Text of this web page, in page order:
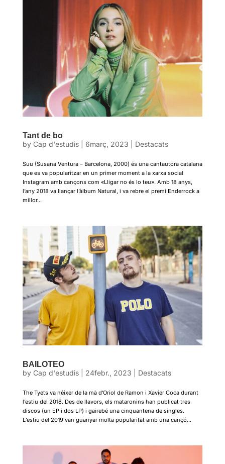
Tant de bo
by Cap d'estudis| 6març, 2023 Destacats
Suu (Susana Ventura – Barcelona, 2000) és una cantautora catalana
que es va popularitzar en un primer moment a la xarxa social
Instagram amb cançons com «Lligar no és lo teu». Amb 18 anys,
l’any 2018 va llançar l’àlbum Natural, i va rebre el premi Enderrock a
millor...
BAILOTEO
by Cap d'estudis| 24febr., 2023 Destacats
The Tyets va néixer de la mà d’Oriol de Ramon i Xavier Coca durant
l’estiu del 2018. Des de llavors, els mataronins han publicat tres
discos (un EP i dos LP) i gairebé una cinquantena de singles.
L’estiu del 2019 van guanyar molta popularitat amb una cançó...